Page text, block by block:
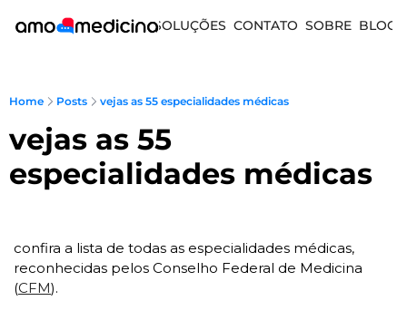
SOLUÇÕES CONTATO SOBRE BLOG
Home Posts vejas as 55 especialidades médicas
vejas as 55
especialidades médicas
confira a lista de todas as especialidades médicas,
reconhecidas pelos Conselho Federal de Medicina
(CFM).